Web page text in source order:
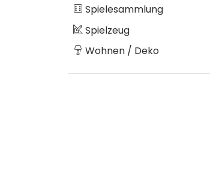
Spielesammlung
Spielzeug
Wohnen / Deko